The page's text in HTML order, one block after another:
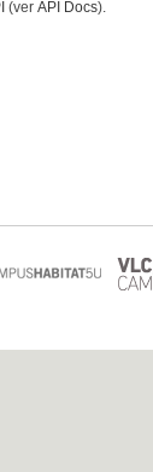
(ver API Docs).